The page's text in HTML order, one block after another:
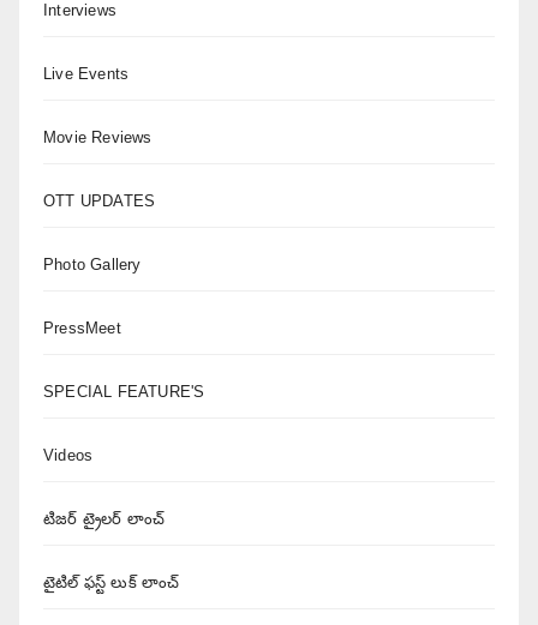
Interviews
Live Events
Movie Reviews
OTT UPDATES
Photo Gallery
PressMeet
SPECIAL FEATURE'S
Videos
టిజర్ ట్రైలర్ లాంచ్
టైటిల్ ఫస్ట్ లుక్ లాంచ్